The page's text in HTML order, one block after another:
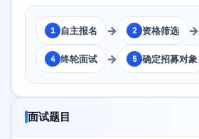
1 自主报名 → 2 资格筛选 →
4 终轮面试 → 5 确定招募对象
面试题目